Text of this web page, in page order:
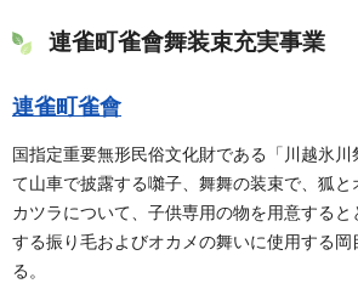
連雀町雀會舞装束充実事業
連雀町雀會
国指定重要無形民俗文化財である「川越氷
て山車で披露する囃子、舞舞の装束で、狐と
カツラについて、子供専用の物を用意すると
する振り毛およびオカメの舞いに使用する岡
る。